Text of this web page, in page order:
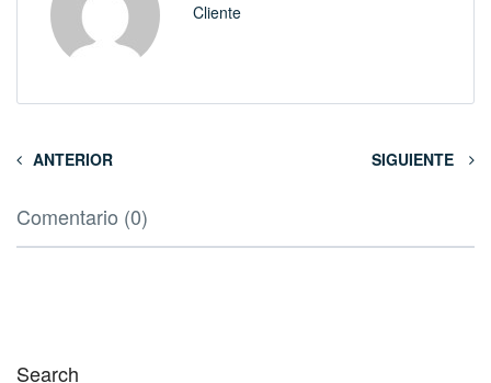
Cliente
ANTERIOR SIGUIENTE
Comentario (0)
Search